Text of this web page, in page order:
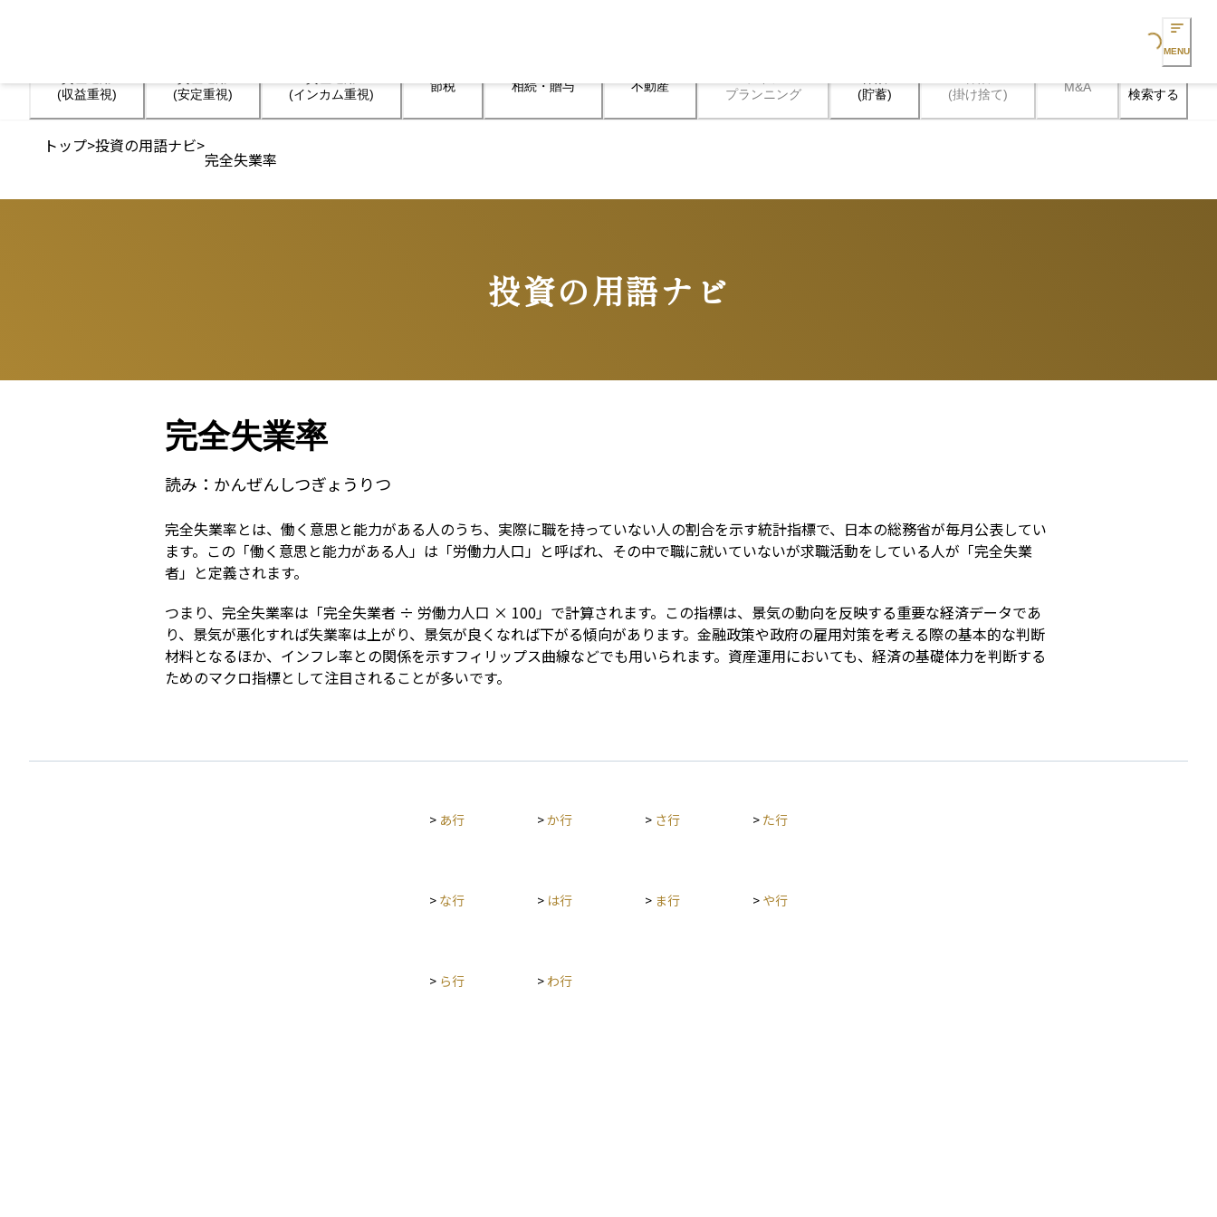
Loading...
MENU
(収益重視)
(安定重視)
(インカム重視)
節税 相続・贈与 不動産
プランニング
(貯蓄)
(掛け捨て)
M&A 検索する
トップ>投資の用語ナビ>
完全失業率
投資の用語ナビ
Terms
完全失業率
読み： かんぜんしつぎょうりつ
完全失業率とは、働く意思と能力がある人のうち、実際に職を持っていない人の割合を示す統計指標で、日本の総務省が毎月公表してい
ます。この「働く意思と能力がある人」は「労働力人口」と呼ばれ、その中で職に就いていないが求職活動をしている人が「完全失業
者」と定義されます。
つまり、完全失業率は「完全失業者 ÷ 労働力人口 × 100」で計算されます。この指標は、景気の動向を反映する重要な経済データであ
り、景気が悪化すれば失業率は上がり、景気が良くなれば下がる傾向があります。金融政策や政府の雇用対策を考える際の基本的な判断
材料となるほか、インフレ率との関係を示すフィリップス曲線などでも用いられます。資産運用においても、経済の基礎体力を判断する
ためのマクロ指標として注目されることが多いです。
> あ行 >か行 > さ行 > た行
> な行 > は行 > ま行 > や行
> ら行 > わ行